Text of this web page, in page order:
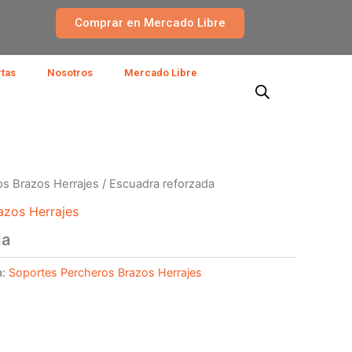
Comprar en Mercado Libre
Nosotros Mercado Libre
Brazos Herrajes / Escuadra reforzada
Herrajes
Soportes Percheros Brazos Herrajes